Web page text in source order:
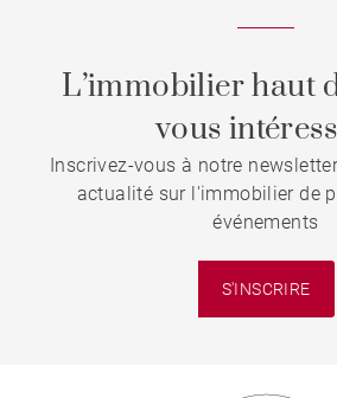
L’immobilier haut
vous
Inscrivez-vous à notre
actualité sur l'immobilier de
événements
S'INSCRIRE